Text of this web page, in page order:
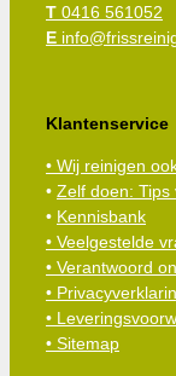
T 0416 561052
E
Klantenservice
• Wij reinigen
• Zelf doen: Tips
• Kennisbank
• Veelgestelde
• Verantwoord
•
•
• Sitemap